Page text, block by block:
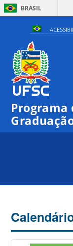
BRASIL
Programa